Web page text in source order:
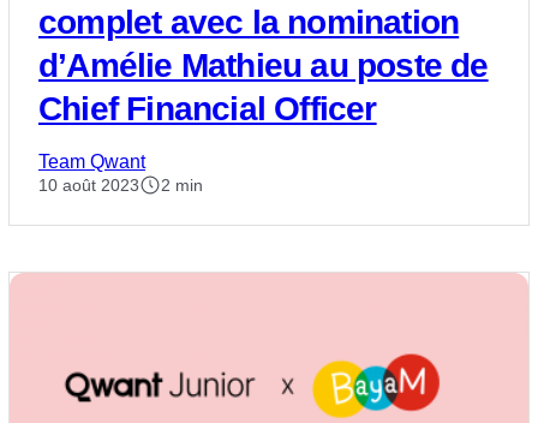
complet avec la nomination
d’Amélie Mathieu au poste de
Chief Financial Officer
Team Qwant
10 août 2023 2 min